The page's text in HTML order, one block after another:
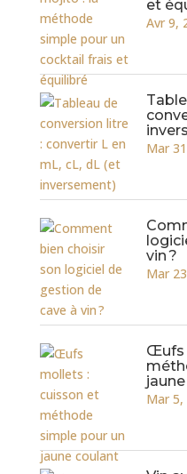
et
Avr 9,
Mar
vin ?
Mar
Œufs
Mar 5,